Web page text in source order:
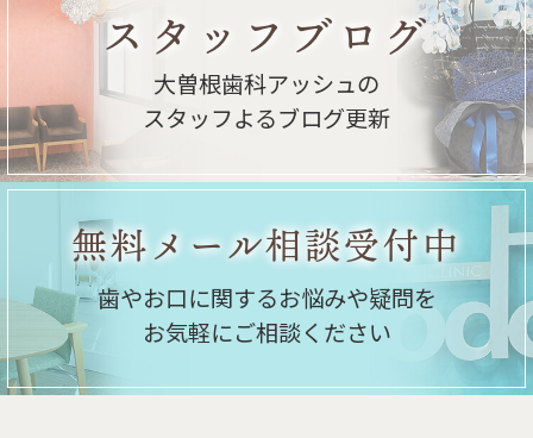
スタッフブログ
大曽根歯科アッシュの
スタッフよるブログ更新
無料メール相談受付中
歯やお口に関するお悩みや疑問を
お気軽にご相談ください